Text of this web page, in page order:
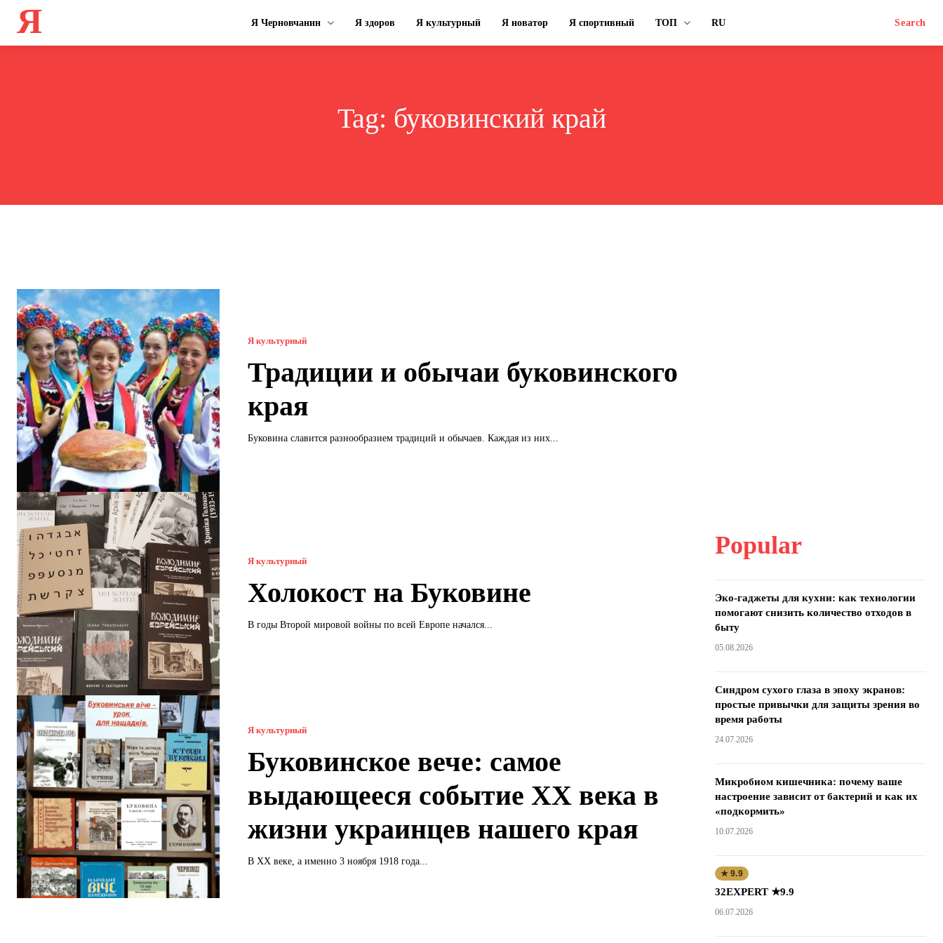
Я Я Черновчанин Я здоров Я культурный Я новатор Я спортивный ТОП RU Search
Tag: буковинский край
Я культурный
Традиции и обычаи буковинского
края
Буковина славится разнообразием традиций и обычаев. Каждая из них...
Я культурный
Холокост на Буковине
В годы Второй мировой войны по всей Европе начался...
Я культурный
Буковинское вече: самое
выдающееся событие ХХ века в
жизни украинцев нашего края
В ХХ веке, а именно 3 ноября 1918 года...
Popular
Эко-гаджеты для кухни: как технологии
помогают снизить количество отходов в
быту
05.08.2026
Синдром сухого глаза в эпоху экранов:
простые привычки для защиты зрения во
время работы
24.07.2026
Микробиом кишечника: почему ваше
настроение зависит от бактерий и как их
«подкормить»
10.07.2026
★ 9.9
32EXPERT ★9.9
06.07.2026